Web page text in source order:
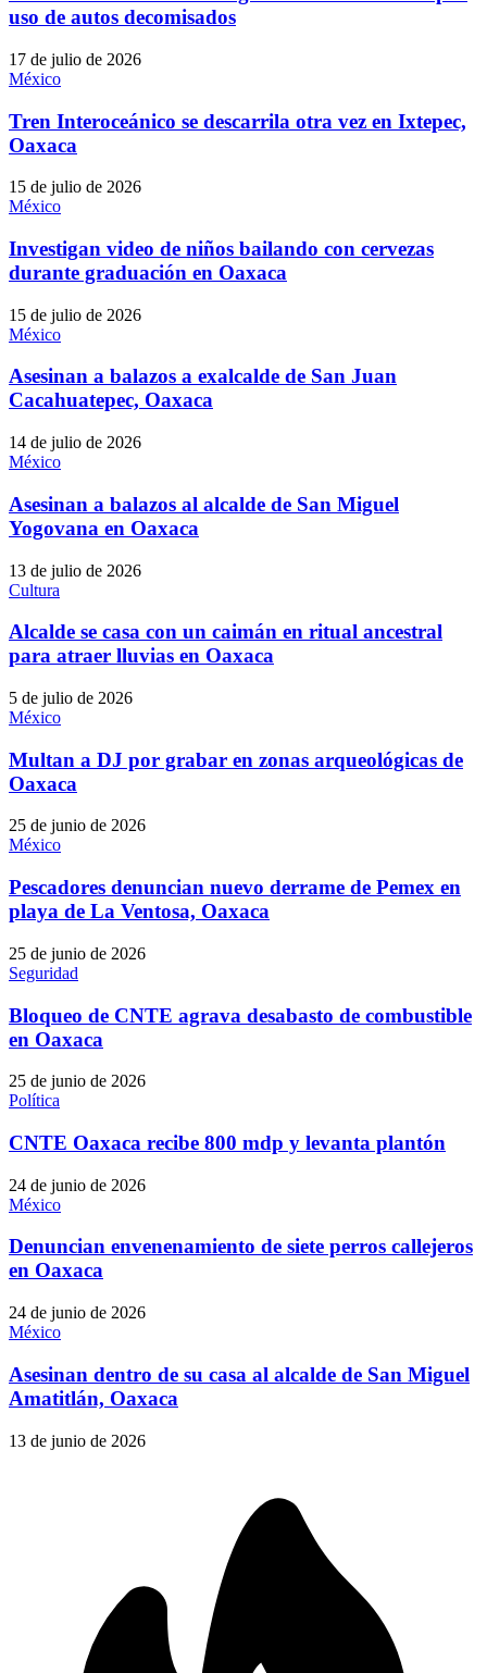
uso de autos decomisados
17 de julio de 2026
México
Tren Interoceánico se descarrila otra vez en Ixtepec,
Oaxaca
15 de julio de 2026
México
Investigan video de niños bailando con cervezas
durante graduación en Oaxaca
15 de julio de 2026
México
Asesinan a balazos a exalcalde de San Juan
Cacahuatepec, Oaxaca
14 de julio de 2026
México
Asesinan a balazos al alcalde de San Miguel
Yogovana en Oaxaca
13 de julio de 2026
Cultura
Alcalde se casa con un caimán en ritual ancestral
para atraer lluvias en Oaxaca
5 de julio de 2026
México
Multan a DJ por grabar en zonas arqueológicas de
Oaxaca
25 de junio de 2026
México
Pescadores denuncian nuevo derrame de Pemex en
playa de La Ventosa, Oaxaca
25 de junio de 2026
Seguridad
Bloqueo de CNTE agrava desabasto de combustible
en Oaxaca
25 de junio de 2026
Política
CNTE Oaxaca recibe 800 mdp y levanta plantón
24 de junio de 2026
México
Denuncian envenenamiento de siete perros callejeros
en Oaxaca
24 de junio de 2026
México
Asesinan dentro de su casa al alcalde de San Miguel
Amatitlán, Oaxaca
13 de junio de 2026